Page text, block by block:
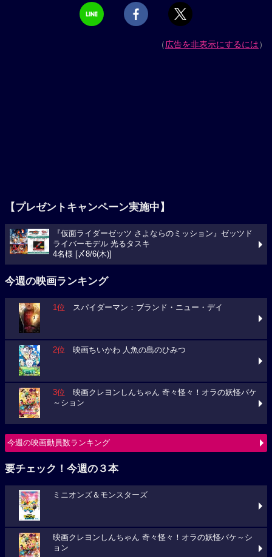
（広告を非表示にするには）
【プレゼントキャンペーン実施中】
『仮面ライダーゼッツ さよならのミッション』ゼッツド
ライバーモデル 光るタスキ
4名様 [〆8/6(木)]
今週の映画ランキング
1位 スパイダーマン：ブランド・ニュー・デイ
2位 映画ちいかわ 人魚の島のひみつ
3位 映画クレヨンしんちゃん 奇々怪々！オラの妖怪バケ
～ション
今週の映画動員数ランキング
要チェック！今週の３本
ミニオンズ＆モンスターズ
映画クレヨンしんちゃん 奇々怪々！オラの妖怪バケ～シ
ョン